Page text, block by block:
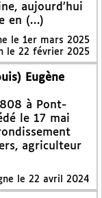
aujourd’hui
en (…)
le 1er mars 2025
le 22 février 2025
Eugène
à Pont-
le 17 mai
agriculteur
le 22 avril 2024